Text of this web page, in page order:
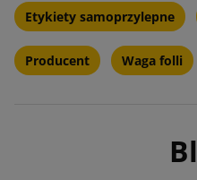
Etykiety samoprzylepne
Producent Waga folli